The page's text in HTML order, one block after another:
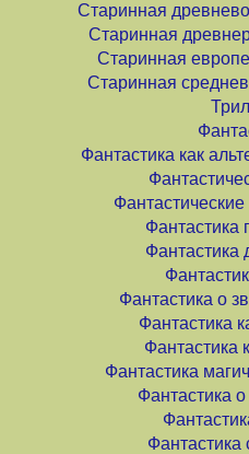
Старинная
Старинная
Старинная
Старинная
Фантастика как
Фантастика
Фантастика
Фантастика о
Фантастика
Фантастика
Фантастика
Фантастика
Фантастика